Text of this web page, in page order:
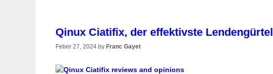
Qinux Ciatifix, der effektivste Lendengürtel
Feber 27, 2024 by Franc Gayet